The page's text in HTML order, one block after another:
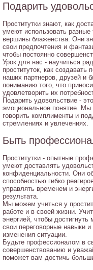
Подарить
Проститутки знают, как
умеют использовать разные
вершины блаженства. Они
свои предпочтения и
чтобы постоянно
Урок для нас - научиться
проституток, как
наших партнеров, друзей и
пониманию того, что
удовлетворить их
Подарить удовольствие -
эмоциональное понятие.
говорить комплименты и
стремлениях и увлечениях.
Быть
Проститутки - опытные
умеют доставлять
конфиденциальности. Они
способностью гибко
управлять временем и
результата.
Мы можем учиться у
работе и в своей жизни.
энергией, чтобы
свои переговорные навыки и
изменения ситуации.
Будьте профессионалом в
совершенствованию и
поможет вам достичь